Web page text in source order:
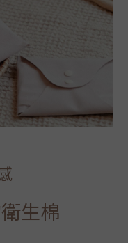
生棉